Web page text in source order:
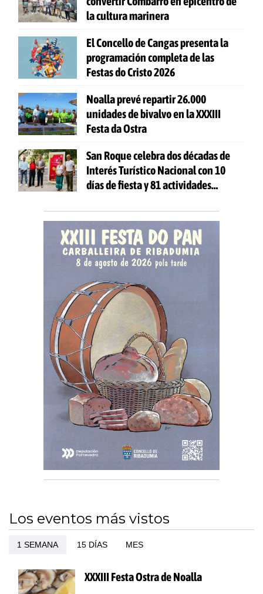
la cultura marinera
El Concello de Cangas presenta la
programación completa de las
Festas do Cristo 2026
Noalla prevé repartir 26.000
unidades de bivalvo en la XXXIII
Festa da Ostra
San Roque celebra dos décadas de
Interés Turístico Nacional con 10
días de fiesta y 81 actividades
Los eventos más vistos
1 SEMANA 15 DÍAS MES
XXXIII Festa Ostra de Noalla